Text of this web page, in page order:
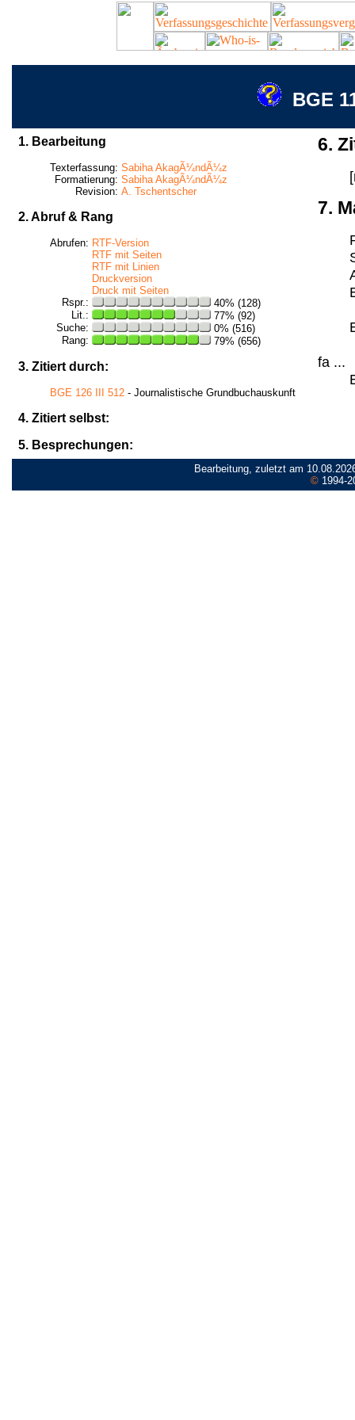
BGE
1. Bearbeitung
Texterfassung: Sabiha AkagÃ¼ndÃ¼z
Formatierung: Sabiha AkagÃ¼ndÃ¼z
Revision: A. Tschentscher
2. Abruf & Rang
Abrufen: RTF-Version
RTF mit Seiten
RTF mit Linien
Druckversion
Druck mit Seiten
Rspr.:
40% (128)
Lit.:
77% (92)
Suche:
0% (516)
Rang:
79% (656)
3. Zitiert durch:
BGE 126 III 512 - Journalistische Grundbuchauskunft
4. Zitiert selbst:
5. Besprechungen:
6.
7.
fa ...
Bearbeitung, zuletzt am
©1994-